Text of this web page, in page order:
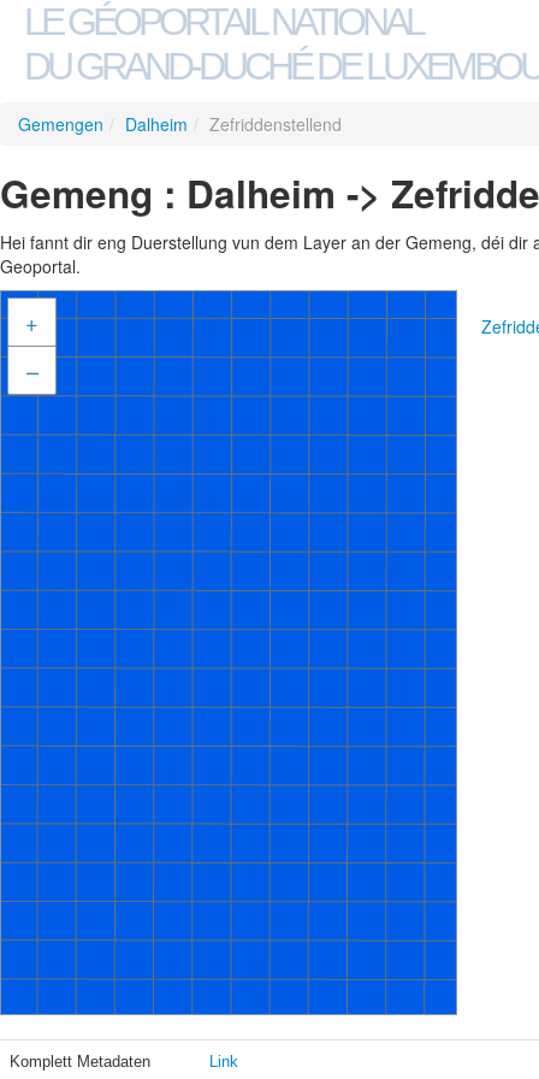
LE GÉOPORTAIL NATIONAL
DU GRAND-DUCHÉ DE
Gemengen / Dalheim / Zefriddenstellend
Gemeng : Dalheim ->
Hei fannt dir eng Duerstellung vun dem Layer an der Gemeng, déi
Geoportal.
+
–
Komplett Metadaten Link